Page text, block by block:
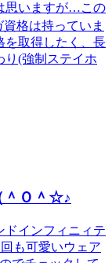
思いますが…この
資格は持っていま
を取得したく、長
り(強制ステイホ
＾Ｏ＾☆♪
ドインフィニィテ
も可愛いウェア